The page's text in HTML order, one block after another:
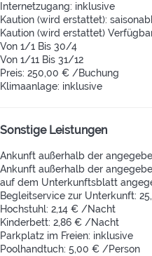
Internetzugang: inklusive
Kaution (wird erstattet):
Kaution (wird erstattet)
Von 1/1 Bis 30/4
Von 1/11 Bis 31/12
Preis: 250,00 € /Buchung
Klimaanlage: inklusive
Sonstige Leistungen
Ankunft außerhalb der
Ankunft außerhalb der
auf dem Unterkunftsblatt
Begleitservice zur Unterkunft:
Hochstuhl: 2,14 € /Nacht
Kinderbett: 2,86 € /Nacht
Parkplatz im Freien: inklusive
Poolhandtuch: 5,00 € /Person